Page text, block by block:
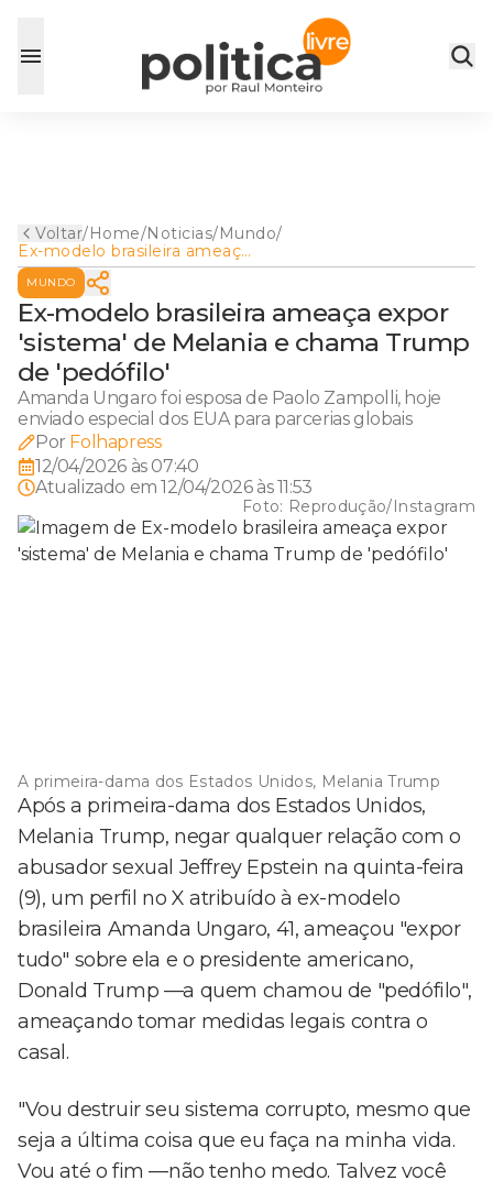
Voltar/Home/Noticias/Mundo/
Ex-modelo brasileira ameaça
expor 'sistema' de Melania e
chama Trump de 'pedófilo'
MUNDO
Ex-modelo brasileira ameaça expor
'sistema' de Melania e chama Trump
de 'pedófilo'
Amanda Ungaro foi esposa de Paolo Zampolli, hoje
enviado especial dos EUA para parcerias globais
Por Folhapress
12/04/2026 às 07:40
Atualizado em12/04/2026 às 11:53
Foto: Reprodução/Instagram
A primeira-dama dos Estados Unidos, Melania Trump
Após a primeira-dama dos Estados Unidos,
Melania Trump, negar qualquer relação com o
abusador sexual Jeffrey Epstein na quinta-feira
(9), um perfil no X atribuído à ex-modelo
brasileira Amanda Ungaro, 41, ameaçou "expor
tudo" sobre ela e o presidente americano,
Donald Trump —a quem chamou de "pedófilo",
ameaçando tomar medidas legais contra o
casal.
"Vou destruir seu sistema corrupto, mesmo que
seja a última coisa que eu faça na minha vida.
Vou até o fim —não tenho medo. Talvez você